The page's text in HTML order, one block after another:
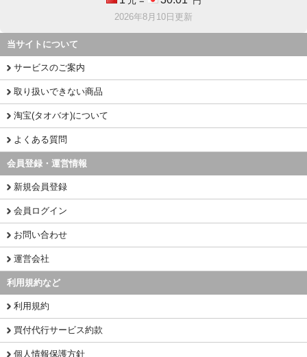
2026年8月10日更新
当サイトについて
サービスのご案内
取り扱いできない商品
淘宝(タオバオ)について
よくある質問
会員登録・運営情報
新規会員登録
会員ログイン
お問い合わせ
運営会社
利用規約など
利用規約
買付代行サービス約款
個人情報保護方針